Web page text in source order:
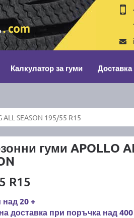
Калкулатор за гуми
ALL SEASON 195/55 R15
гуми APOLLO
R15
20 +
доставка при поръчка над